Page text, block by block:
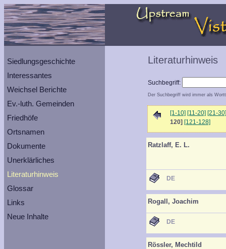
Siedlungsgeschichte
Interessantes
Weichsel Berichte
Ev.-luth. Gemeinden
Friedhöfe
Ortsnamen
Dokumente
Unerklärliches
Literaturhinweis
Glossar
Links
Neue Inhalte
Literaturhinweis
Suchbegriff:
Der Suchbegriff wird immer als
[1-10] [11-20] [21-30]
120] [121-128]
Ratzlaff, E. L.
DE
Rogall, Joachim
DE
Rössler, Mechtild